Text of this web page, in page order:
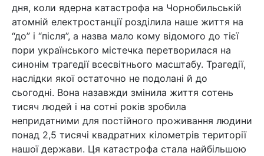
дня, коли ядерна катастрофа на Чорнобильській
атомній електростанції розділила наше життя на
“до” і “після”, а назва мало кому відомого до тієї
пори українського містечка перетворилася на
синонім трагедії всесвітнього масштабу. Трагедії,
наслідки якої остаточно не подолані й до
сьогодні. Вона назавжди змінила життя сотень
тисяч людей і на сотні років зробила
непридатними для постійного проживання людини
понад 2,5 тисячі квадратних кілометрів території
нашої держави. Ця катастрофа стала найбільшою